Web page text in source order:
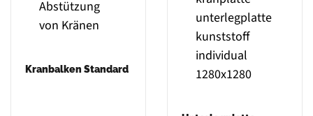
Kranbalken Standard